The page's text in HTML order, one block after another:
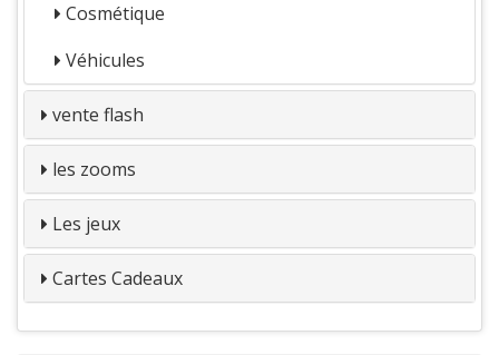
Cosmétique
Véhicules
vente flash
les zooms
Les jeux
Cartes Cadeaux